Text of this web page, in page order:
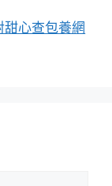
心查包養網